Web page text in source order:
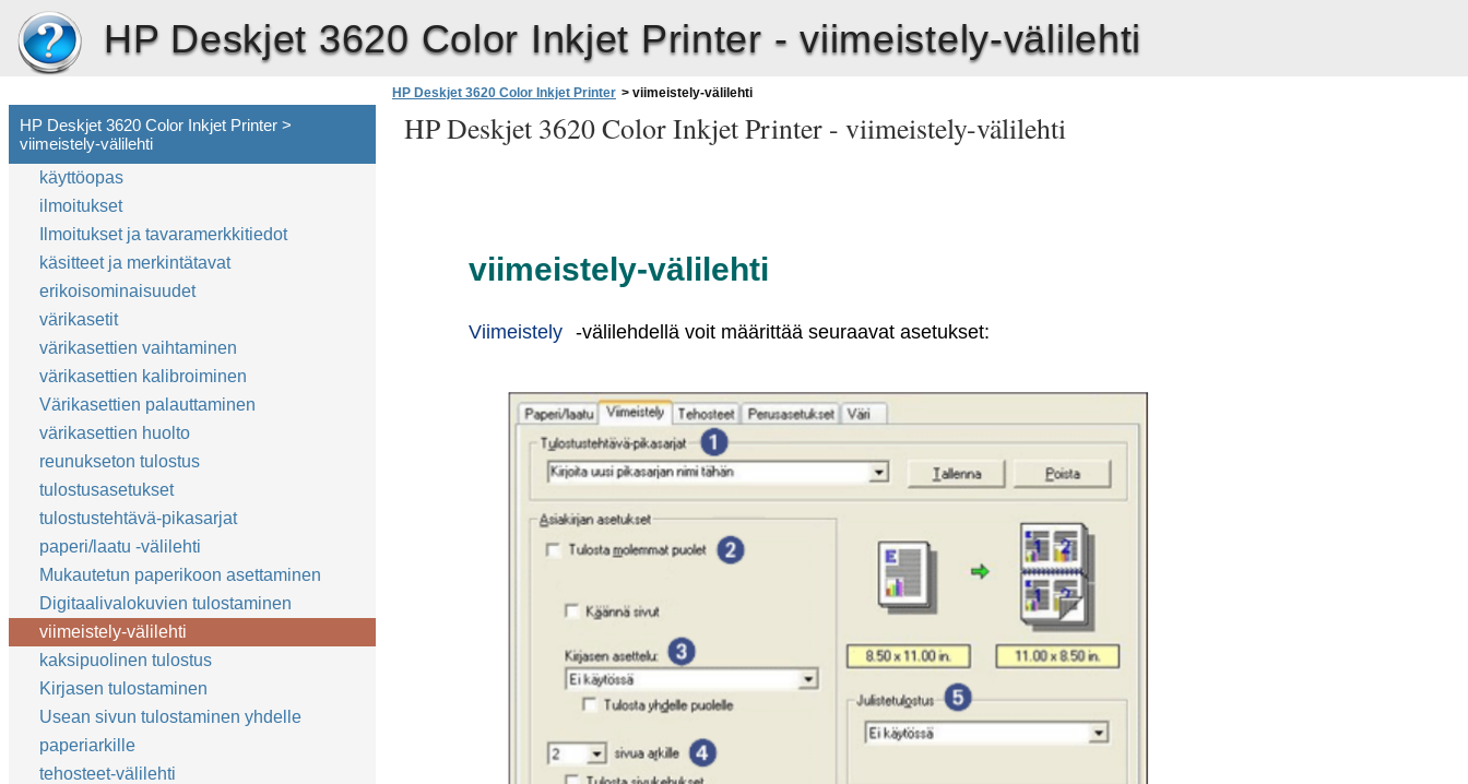
HP Deskjet 3620 Color Inkjet Printer -viimeistely-välilehti
HP Deskjet 3620 Color Inkjet Printer > viimeistely-välilehti
HP Deskjet 3620 Color Inkjet Printer - viimeistely-välilehti
viimeistely-välilehti
Viimeistely -välilehdellä voit määrittää seuraavat asetukset:
HP Deskjet 3620 Color Inkjet Printer >
viimeistely-välilehti
käyttöopas
ilmoitukset
Ilmoitukset ja tavaramerkkitiedot
käsitteet ja merkintätavat
erikoisominaisuudet
värikasetit
värikasettien vaihtaminen
värikasettien kalibroiminen
Värikasettien palauttaminen
värikasettien huolto
reunukseton tulostus
tulostusasetukset
tulostustehtävä-pikasarjat
paperi/laatu -välilehti
Mukautetun paperikoon asettaminen
Digitaalivalokuvien tulostaminen
viimeistely-välilehti
kaksipuolinen tulostus
Kirjasen tulostaminen
Usean sivun tulostaminen yhdelle
paperiarkille
tehosteet-välilehti